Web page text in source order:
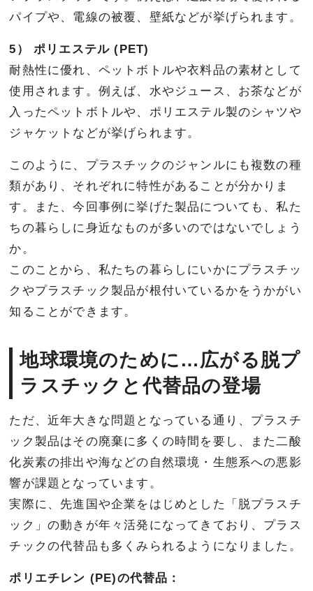
パイプや、電線の被覆、壁紙などが挙げられます。
5） ポリエステル (PET)
耐熱性に優れ、ペットボトルや衣料品の素材として
使用されます。例えば、水やジュース、お茶などが
入ったペットボトルや、ポリエステル製のシャツや
ジャケットなどが挙げられます。
このように、プラスチックのジャンルにも複数の種
類があり、それぞれに特性があることが分かりま
す。また、今回事例に挙げた製品についても、私た
ちの暮らしに身近なものが多いのではないでしょう
か。
このことから、私たちの暮らしにいかにプラスチッ
クやプラスチック製品が根付いているかをうかがい
知ることができます。
地球環境のために…広がる脱プ
ラスチックと代替品の登場
ただ、近年大きな問題となっている通り、プラスチ
ック製品はその廃棄に多くの時間を要し、また二酸
化炭素の排出や海などの自然環境・生態系への悪影
響が課題となっています。
実際に、先進国や企業をはじめとした「脱プラスチ
ック」の動きが年々活発になってきており、プラス
チックの代替品も多くみられるようになりました。
ポリエチレン (PE)の代替品：